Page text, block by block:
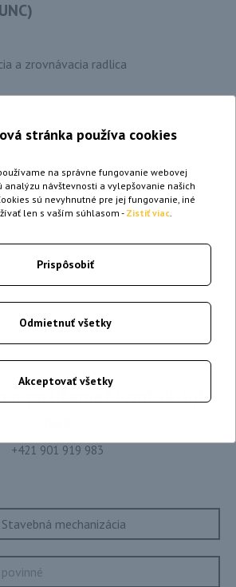
a zrovnávacia radlica
hp
0,36 m³
mm
o požičanie? Kontaktujte
+421 901 919 983
stránka používa cookies
na správne fungovanie webovej
analýzu návštevnosti a vylepšovanie našich
sú nevyhnutné pre jej fungovanie, iné
len s vaším súhlasom -Zistiť viac
Prispôsobiť
Odmietnuť všetky
Akceptovať všetky